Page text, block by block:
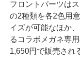
フロントパーツは
の2種類を各2色用
イズが可能なほか
るコラボメガネ専
1,650円で販売され